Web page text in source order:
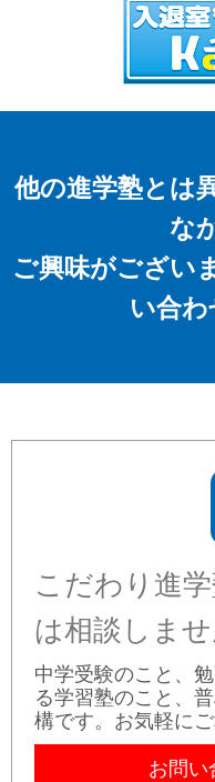
他の進学塾とは
な
ご興味がござい
い合わ
こだわり進
は相談しませ
中学受験のこと、
る学習塾のこと、
構です。 お気軽に
お問い